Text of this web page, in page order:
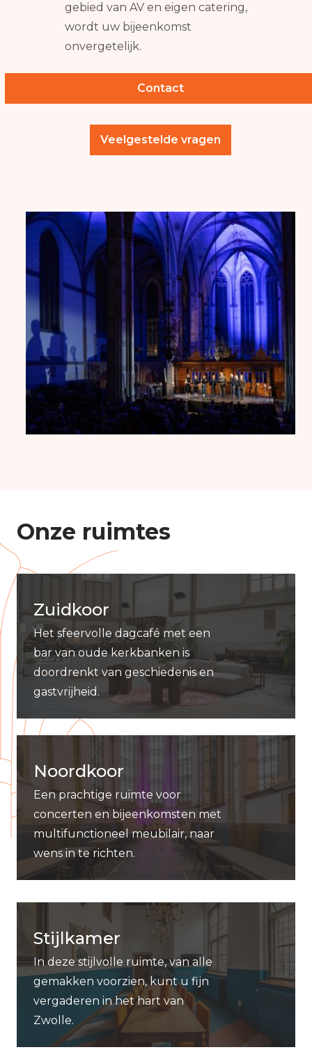
gebied van AV en eigen catering,
wordt uw bijeenkomst
onvergetelijk.
Contact
Veelgestelde vragen
Onze ruimtes
Zuidkoor
Het sfeervolle dagcafé met een
bar van oude kerkbanken is
doordrenkt van geschiedenis en
gastvrijheid.
Noordkoor
Een prachtige ruimte voor
concerten en bijeenkomsten met
multifunctioneel meubilair, naar
wens in te richten.
Stijlkamer
In deze stijlvolle ruimte, van alle
gemakken voorzien, kunt u fijn
vergaderen in het hart van
Zwolle.